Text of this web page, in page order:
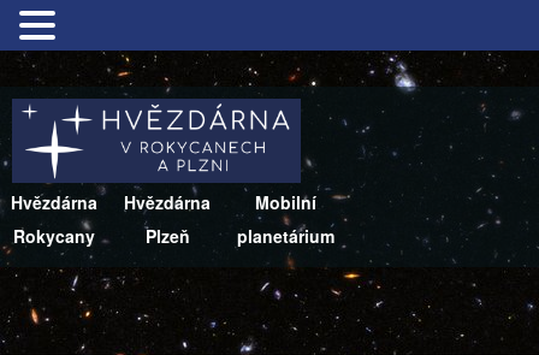
Hvězdárna
Rokycany
Hvězdárna
Plzeň
Mobilní
planetárium